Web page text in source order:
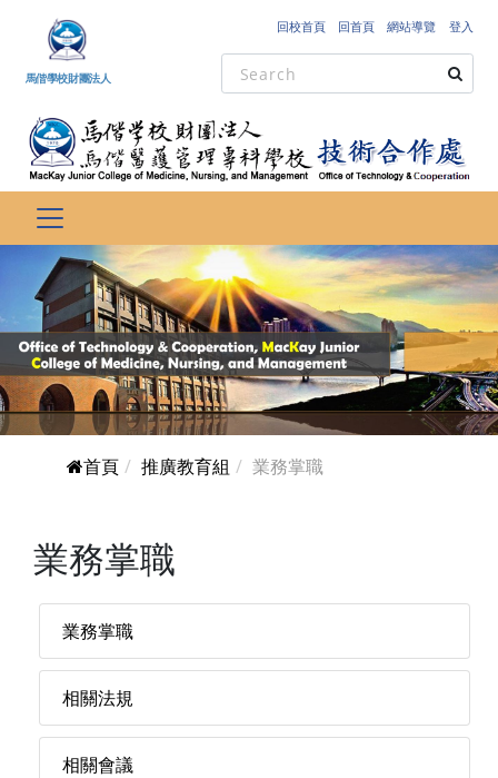
跳到主要內容
馬偕學校財團法人
回校首頁 回首頁 網站導覽 登入
首頁 推廣教育組 業務掌職
業務掌職
業務掌職
相關法規
相關會議